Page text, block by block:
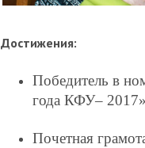
Достижения:
Победитель в
года КФУ–
Почетная